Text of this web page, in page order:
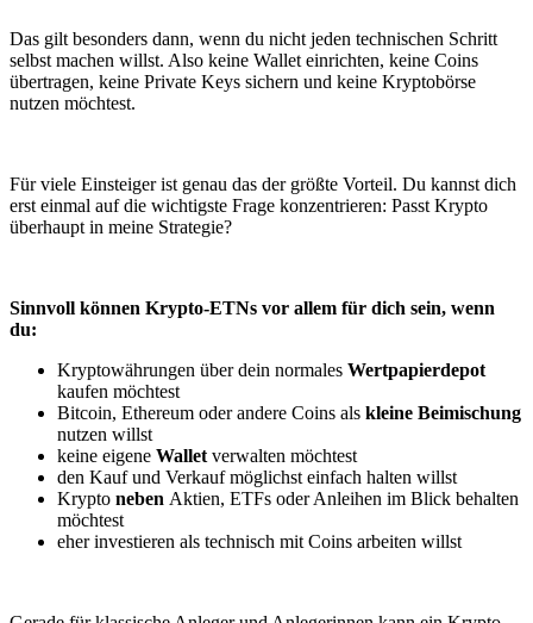
Das gilt besonders dann, wenn du nicht jeden technischen Schritt
selbst machen willst. Also keine Wallet einrichten, keine Coins
übertragen, keine Private Keys sichern und keine Kryptobörse
nutzen möchtest.
Für viele Einsteiger ist genau das der größte Vorteil. Du kannst dich
erst einmal auf die wichtigste Frage konzentrieren: Passt Krypto
überhaupt in meine Strategie?
Sinnvoll können Krypto-ETNs vor allem für dich sein, wenn
du:
Kryptowährungen über dein normales Wertpapierdepot
kaufen möchtest
Bitcoin, Ethereum oder andere Coins als kleine Beimischung
nutzen willst
keine eigene Wallet verwalten möchtest
den Kauf und Verkauf möglichst einfach halten willst
Krypto neben Aktien, ETFs oder Anleihen im Blick behalten
möchtest
eher investieren als technisch mit Coins arbeiten willst